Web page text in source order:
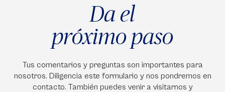
Da el
próximo paso
Tus comentarios y preguntas son importantes para
nosotros. Diligencia este formulario y nos pondremos en
contacto. También puedes venir a visitarnos y